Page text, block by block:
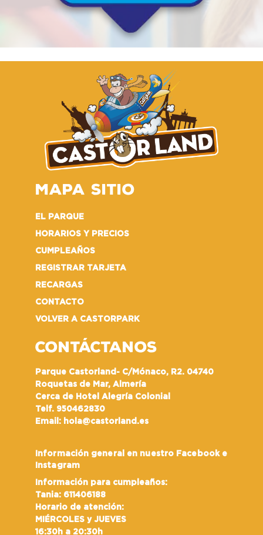
MAPA SITIO
EL PARQUE
HORARIOS Y PRECIOS
CUMPLEAÑOS
REGISTRAR TARJETA
RECARGAS
CONTACTO
VOLVER A CASTORPARK
CONTÁCTANOS
Parque Castorland- C/Mónaco, R2. 04740
Roquetas de Mar, Almería
Cerca de Hotel Alegría Colonial
Telf. 950462830
Email: hola@castorland.es
Información general en nuestro Facebook e
Instagram
Información para cumpleaños:
Tania: 611406188
Horario de atención:
MIÉRCOLES y JUEVES
16:30h a 20:30h